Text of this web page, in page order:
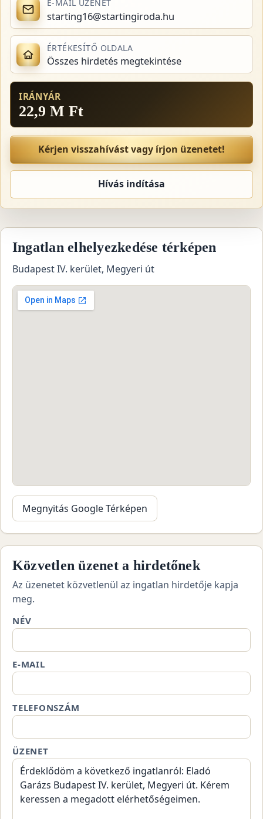
E-MAIL ÜZENET
starting16@startingiroda.hu
ÉRTÉKESÍTŐ OLDALA
Összes hirdetés megtekintése
IRÁNYÁR
22,9 M Ft
Kérjen visszahívást vagy írjon üzenetet!
Hívás indítása
Ingatlan elhelyezkedése térképen
Budapest IV. kerület, Megyeri út
Megnyitás Google Térképen
Közvetlen üzenet a hirdetőnek
Az üzenetet közvetlenül az ingatlan hirdetője kapja
meg.
NÉV
E-MAIL
TELEFONSZÁM
ÜZENET